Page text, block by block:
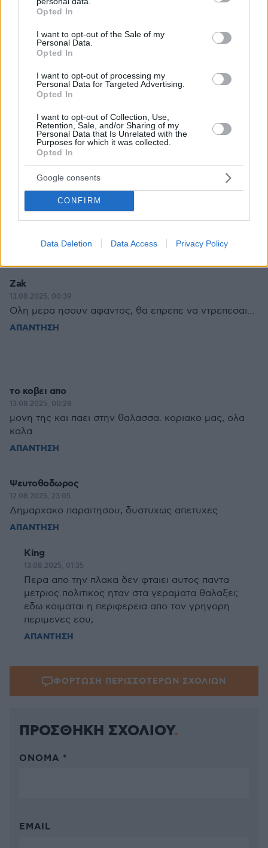
grant or deny consent to Google and its third-party tags to
use your data for below specified purposes in below Google
consent section.
Opted In
I want to opt-out of the Sale of my
Personal Data.
Opted In
I want to opt-out of processing my
Personal Data for Targeted Advertising.
Opted In
I want to opt-out of Collection, Use,
Retention, Sale, and/or Sharing of my
Personal Data that Is Unrelated with the
Purposes for which it was collected.
Opted In
Google consents
CONFIRM
Data Deletion Data Access Privacy Policy
Πλάνο μηδέν, ο κυριακόπουλος τουρίστας,
αντιδήμαρχος απο τα lidl, δυστυχώς αλλά είμαστε
μόνοι μας...
ΑΠΑΝΤΗΣΗ
Σάκης Α.
13.08.2025, 00:44
υπήρχαν? Ενα βασικό πλάνο υπήρχε? Καλα απο τον
ταπεινό δεν περιμέναμε κάτι, αλλά εσύ όλο φιγούρα
είσαι, τι έχεις να πεις για το σημερινό? Τίποτα....
ΑΠΑΝΤΗΣΗ
Θρυλος7
13.08.2025, 01:27
Θα φτιασει παραμθυι και για αυτο, ειναι καλος στα
ΑΠΑΝΤΗΣΗ
Zak
13.08.2025, 00:39
Ολη μερα ησουν αφαντος, θα επρεπε να ντρεπεσαι...
ΑΠΑΝΤΗΣΗ
το κοβει απο
13.08.2025, 00:28
μονη της και παει στην θαλασσα. κοριακο μας, ολα
καλα.
ΑΠΑΝΤΗΣΗ
Ψευτοθοδωρος
12.08.2025, 23:05
Δημαρχακο παραιτησου, δυστυχως απετυχες
ΑΠΑΝΤΗΣΗ
King
13.08.2025, 01:35
Περα απο την πλακα δεν φταιει αυτος παντα
μετριος πολιτικος ηταν στα γεραματα θαλαξει;
εδω κοιμαται η περιφερεια απο τον γρηγορη
περιμενες εσυ;
ΑΠΑΝΤΗΣΗ
ΦΟΡΤΩΣΗ ΠΕΡΙΣΣΟΤΕΡΩΝ ΣΧΟΛΙΩΝ
ΠΡΟΣΘΗΚΗ ΣΧΟΛΙΟΥ
ΌΝΟΜΑ *
EMAIL